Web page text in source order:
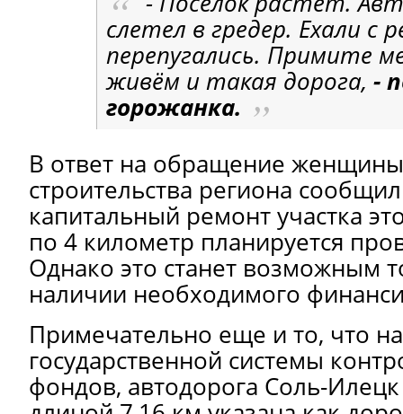
слетел в гредер. Ехали с
перепугались. Примите
живём и такая дорога, -
горожанка.
В ответ на обращение
строительства региона
капитальный ремонт участка
по 4 километр планируется
Однако это станет возможным
наличии необходимого
Примечательно еще и то, что
государственной системы
фондов, автодорога Соль-